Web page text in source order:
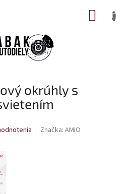
okrúhly s
Značka: AMiO